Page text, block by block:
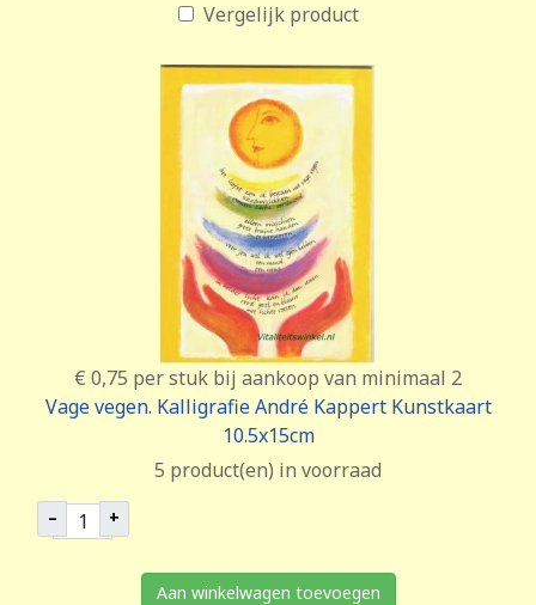
Vergelijk product
€ 0,75 per stuk bij aankoop van minimaal 2
Vage vegen. Kalligrafie André Kappert Kunstkaart
10.5x15cm
5 product(en) in voorraad
– +
Aan winkelwagen toevoegen